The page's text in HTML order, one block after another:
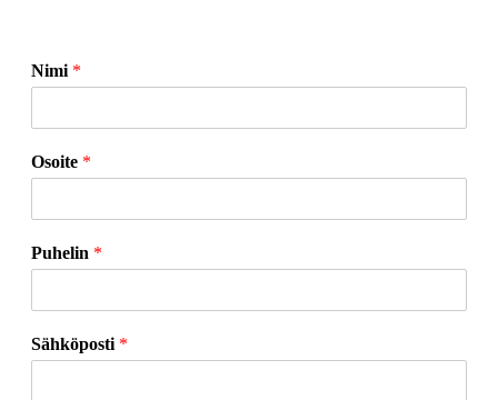
Nimi *
Osoite *
Puhelin *
Sähköposti *